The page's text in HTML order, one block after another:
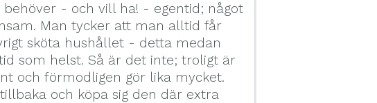
- och vill ha! - egentid; något
Man tycker att man alltid får
sköta hushållet - detta medan
som helst. Så är det inte; troligt är
och förmodligen gör lika mycket.
och köpa sig den där extra